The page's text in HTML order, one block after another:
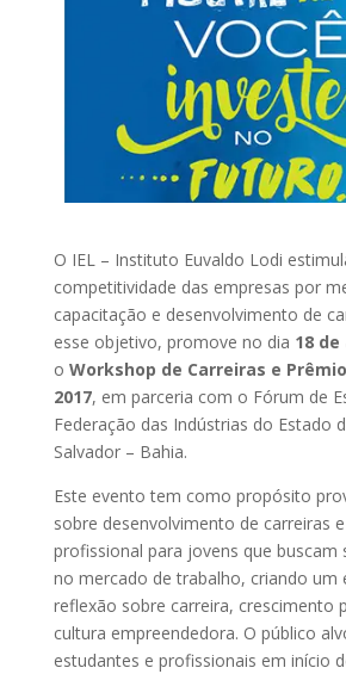
O IEL – Instituto Euvaldo Lodi
competitividade das empresas por
capacitação e desenvolvimento de
esse objetivo, promove no dia 18
o Workshop de Carreiras e
2017, em parceria com o Fórum de
Federação das Indústrias do Estado
Salvador – Bahia.
Este evento tem como propósito
sobre desenvolvimento de carreiras
profissional para jovens que buscam
no mercado de trabalho, criando um
reflexão sobre carreira, crescimento
cultura empreendedora. O público
estudantes e profissionais em início